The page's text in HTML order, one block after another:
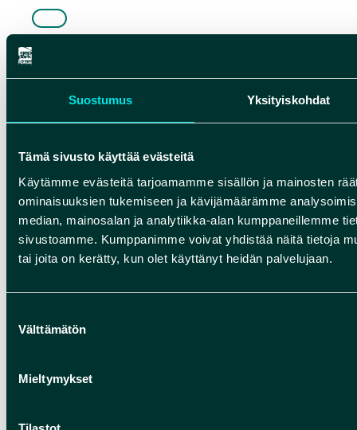
Suostumus Yksityiskohdat
Tämä sivusto käyttää evästeitä
Käytämme evästeitä tarjoamamme sisällön ja mainosten
ominaisuuksien tukemiseen ja kävijämäärämme
median, mainosalan ja analytiikka-alan kumppaneillemme
sivustoamme. Kumppanimme voivat yhdistää näitä tietoja
tai joita on kerätty, kun olet käyttänyt heidän palvelujaan.
valinta
Välttämätön
Mieltymykset
Kirkkosaaren taidetyöpaja
Muhoksen Kirkkosaareen toteutetaan Metsää
valmistamiseen ovat tervetulleita osallistumaan